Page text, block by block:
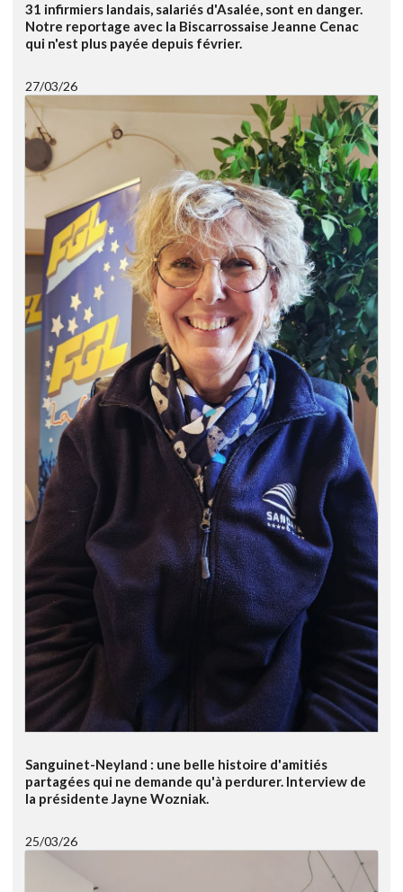
31 infirmiers landais, salariés d'Asalée, sont en danger.
Notre reportage avec la Biscarrossaise Jeanne Cenac
qui n'est plus payée depuis février.
27/03/26
Sanguinet-Neyland : une belle histoire d'amitiés
partagées qui ne demande qu'à perdurer. Interview de
la présidente Jayne Wozniak.
25/03/26